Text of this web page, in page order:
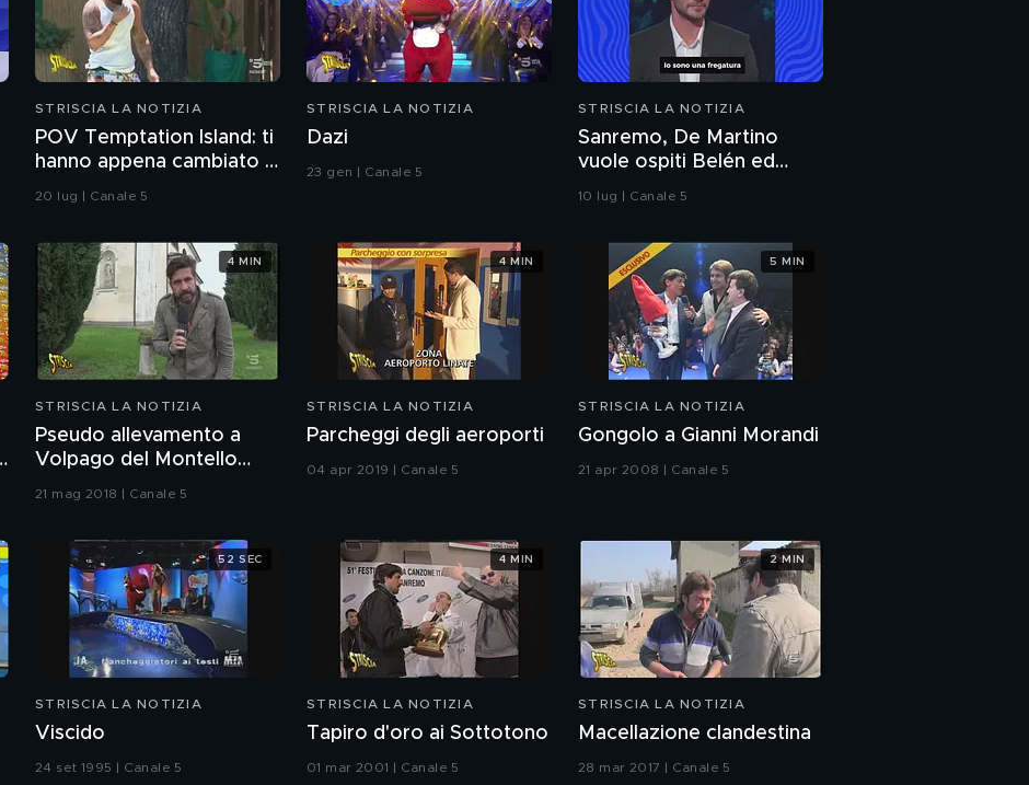
STRISCIA LA NOTIZIA
POV Temptation Island: ti
hanno appena cambiato il
piano ferie
20 lug | Canale 5
STRISCIA LA NOTIZIA
Dazi
23 gen | Canale 5
STRISCIA LA NOTIZIA
Sanremo, De Martino
vuole ospiti Belén ed
Emma: il curioso triangolo
10 lug | Canale 5
STRISCIA LA NOTIZIA
Pseudo allevamento a
Volpago del Montello
21 mag 2018 | Canale 5
4 MIN
STRISCIA LA NOTIZIA
Parcheggi degli aeroporti
04 apr 2019 | Canale 5
4 MIN
STRISCIA LA NOTIZIA
Gongolo a Gianni Morandi
21 apr 2008 | Canale 5
5 MIN
STRISCIA LA NOTIZIA
Viscido
24 set 1995 | Canale 5
52 SEC
STRISCIA LA NOTIZIA
Tapiro d'oro ai Sottotono
01 mar 2001 | Canale 5
4 MIN
STRISCIA LA NOTIZIA
Macellazione clandestina
28 mar 2017 | Canale 5
2 MIN